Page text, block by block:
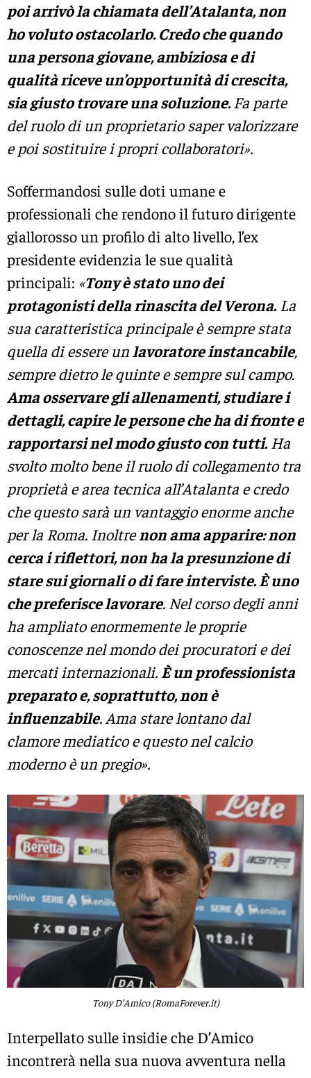
poi arrivò la chiamata dell’Atalanta, non
ho voluto ostacolarlo. Credo che quando
una persona giovane, ambiziosa e di
qualità riceve un’opportunità di crescita,
sia giusto trovare una soluzione.Fa parte
del ruolo di un proprietario saper valorizzare
e poi sostituire i propri collaboratori».
Soffermandosi sulle doti umane e
professionali che rendono il futuro dirigente
giallorosso un profilo di alto livello, l’ex
presidente evidenzia le sue qualità
principali: «Tony è stato uno dei
protagonisti della rinascita del Verona.La
sua caratteristica principale è sempre stata
quella di essere unlavoratore instancabile,
sempre dietro le quinte e sempre sul campo.
Ama osservare gli allenamenti, studiare i
dettagli, capire le persone che ha di fronte e
rapportarsi nel modo giusto con tutti.Ha
svolto molto bene il ruolo di collegamento tra
proprietà e area tecnica all’Atalanta e credo
che questo sarà un vantaggio enorme anche
per la Roma. Inoltrenon ama apparire: non
cerca i riflettori, non ha la presunzione di
stare sui giornali o di fare interviste. È uno
che preferisce lavorare. Nel corso degli anni
ha ampliato enormemente le proprie
conoscenze nel mondo dei procuratori e dei
mercati internazionali. È un professionista
preparato e, soprattutto, non è
influenzabile. Ama stare lontano dal
clamore mediatico e questo nel calcio
moderno è un pregio».
Tony D’Amico (RomaForever.it)
Interpellato sulle insidie che D’Amico
incontrerà nella sua nuova avventura nella